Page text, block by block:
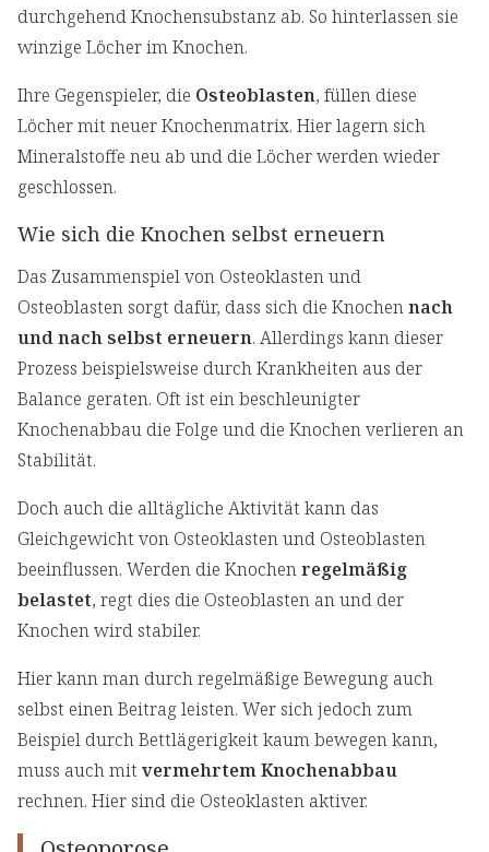
durchgehend Knochensubstanz ab. So hinterlassen sie
winzige Löcher im Knochen.
Ihre Gegenspieler, die Osteoblasten, füllen diese
Löcher mit neuer Knochenmatrix. Hier lagern sich
Mineralstoffe neu ab und die Löcher werden wieder
geschlossen.
Wie sich die Knochen selbst erneuern
Das Zusammenspiel von Osteoklasten und
Osteoblasten sorgt dafür, dass sich die Knochennach
und nach selbst erneuern. Allerdings kann dieser
Prozess beispielsweise durch Krankheiten aus der
Balance geraten. Oft ist ein beschleunigter
Knochenabbau die Folge und die Knochen verlieren an
Stabilität.
Doch auch die alltägliche Aktivität kann das
Gleichgewicht von Osteoklasten und Osteoblasten
beeinflussen. Werden die Knochenregelmäßig
belastet, regt dies die Osteoblasten an und der
Knochen wird stabiler.
Hier kann man durch regelmäßige Bewegung auch
selbst einen Beitrag leisten. Wer sich jedoch zum
Beispiel durch Bettlägerigkeit kaum bewegen kann,
muss auch mit vermehrtem Knochenabbau
rechnen. Hier sind die Osteoklasten aktiver.